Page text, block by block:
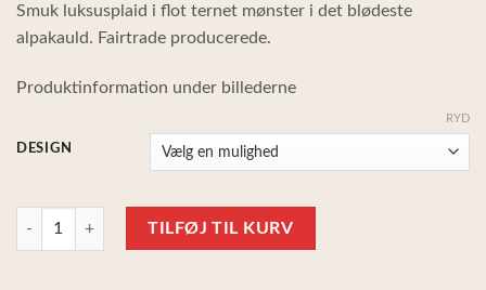
Smuk luksusplaid i flot ternet mønster i det blødeste
alpakauld. Fairtrade producerede.
Produktinformation under billederne
DESIGN
RYD
Smuk tyk luksusplaid i flot ternet mønster, 100% alpakauld - flere
TILFØJ TIL KURV